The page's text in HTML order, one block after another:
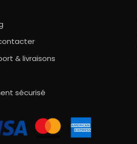
& livraisons
sécurisé